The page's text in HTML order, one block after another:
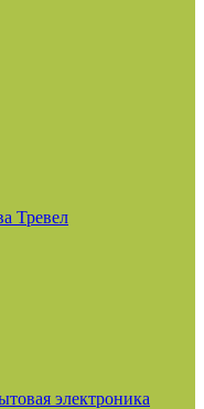
Тревел
электроника